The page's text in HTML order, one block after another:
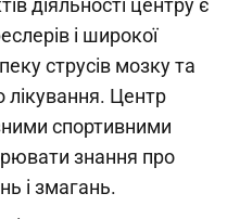
і широкої
струсів мозку та
лікування. Центр
спортивними
знання про
і змагань.